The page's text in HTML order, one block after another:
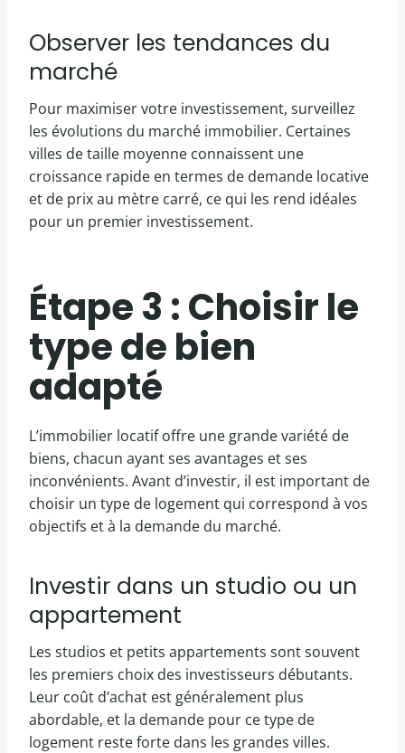
Observer les tendances du
marché
Pour maximiser votre investissement, surveillez
les évolutions du marché immobilier. Certaines
villes de taille moyenne connaissent une
croissance rapide en termes de demande locative
et de prix au mètre carré, ce qui les rend idéales
pour un premier investissement.
Étape 3 : Choisir le
type de bien
adapté
L’immobilier locatif offre une grande variété de
biens, chacun ayant ses avantages et ses
inconvénients. Avant d’investir, il est important de
choisir un type de logement qui correspond à vos
objectifs et à la demande du marché.
Investir dans un studio ou un
appartement
Les studios et petits appartements sont souvent
les premiers choix des investisseurs débutants.
Leur coût d’achat est généralement plus
abordable, et la demande pour ce type de
logement reste forte dans les grandes villes.